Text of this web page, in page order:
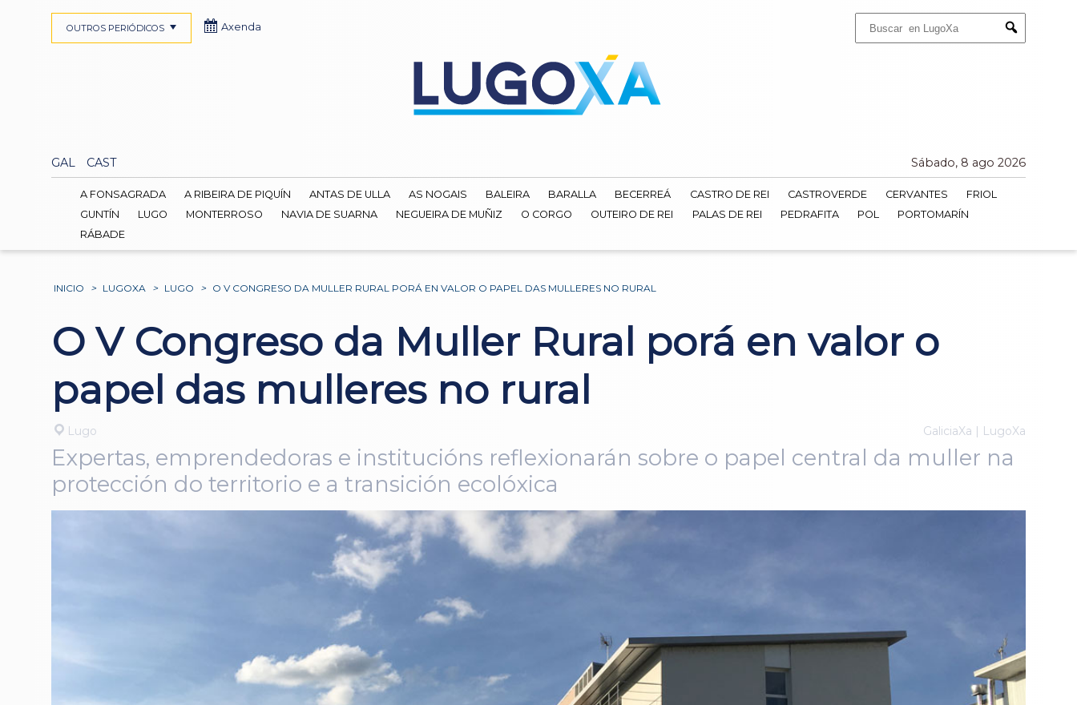
Submit
GAL CAST Sábado, 8 ago 2026
OUTROS PERIÓDICOS Axenda
A FONSAGRADA A RIBEIRA DE PIQUÍN ANTAS DE ULLA AS NOGAIS BALEIRA BARALLA BECERREÁ CASTRO DE REI CASTROVERDE CERVANTES
FRIOL
GUNTÍN
LUGO MONTERROSO NAVIA DE SUARNA NEGUEIRA DE MUÑIZ O CORGO OUTEIRO DE REI PALAS DE REI PEDRAFITA POL
PORTOMARÍN
RÁBADE
INICIO > LUGOXA > LUGO > O V CONGRESO DA MULLER RURAL PORÁ EN VALOR O PAPEL DAS MULLERES NO RURAL
O V Congreso da Muller Rural porá en valor o
papel das mulleres no rural
Lugo GaliciaXa | LugoXa
Expertas, emprendedoras e institucións reflexionarán sobre o papel central da muller na
protección do territorio e a transición ecolóxica